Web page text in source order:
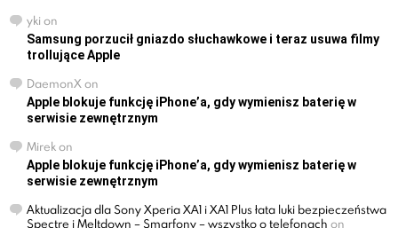
yki on
Samsung porzucił gniazdo słuchawkowe i teraz usuwa filmy
trollujące Apple
DaemonXon
Apple blokuje funkcję iPhone’a, gdy wymienisz baterię w
serwisie zewnętrznym
Mirekon
Apple blokuje funkcję iPhone’a, gdy wymienisz baterię w
serwisie zewnętrznym
Aktualizacja dla Sony Xperia XA1 i XA1 Plus łata luki bezpieczeństwa
Spectre i Meltdown – Smarfony – wszystko o telefonach on